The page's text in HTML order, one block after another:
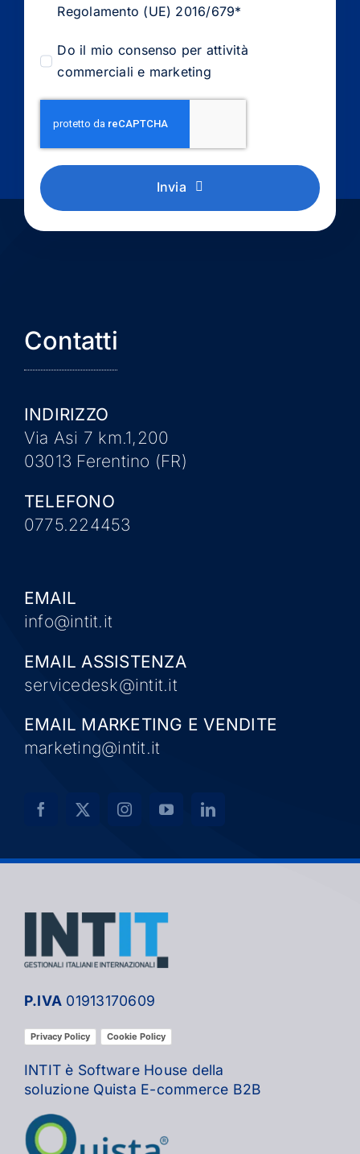
Regolamento (UE) 2016/679*
Do il mio consenso per attività
commerciali e marketing
Invia
Contatti
INDIRIZZO
Via Asi 7 km.1,200
03013 Ferentino (FR)
TELEFONO
0775.224453
EMAIL
info@intit.it
EMAIL ASSISTENZA
servicedesk@intit.it
EMAIL MARKETING E VENDITE
marketing@intit.it
P.IVA 01913170609
Privacy Policy Cookie Policy
INTIT è Software House della
soluzione Quista E-commerce B2B